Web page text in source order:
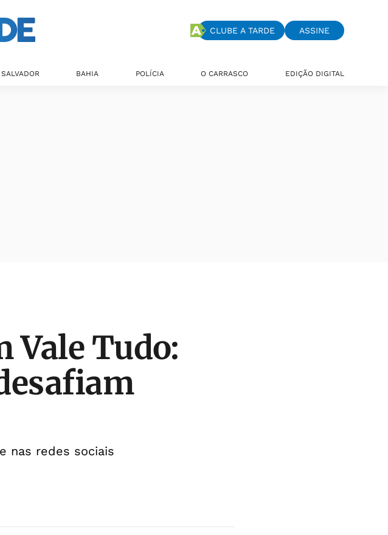
CLUBE A TARDE ASSINE
SALVADOR BAHIA POLÍCIA O CARRASCO EDIÇÃO DIGITAL
Vale Tudo:
nas redes sociais